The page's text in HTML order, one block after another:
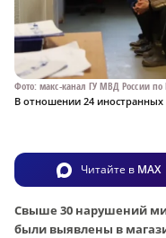
Фото: макс-канал ГУ МВД России по
В отношении 24
Читайте в MAX
Свыше 30 нарушений
были выявлены в